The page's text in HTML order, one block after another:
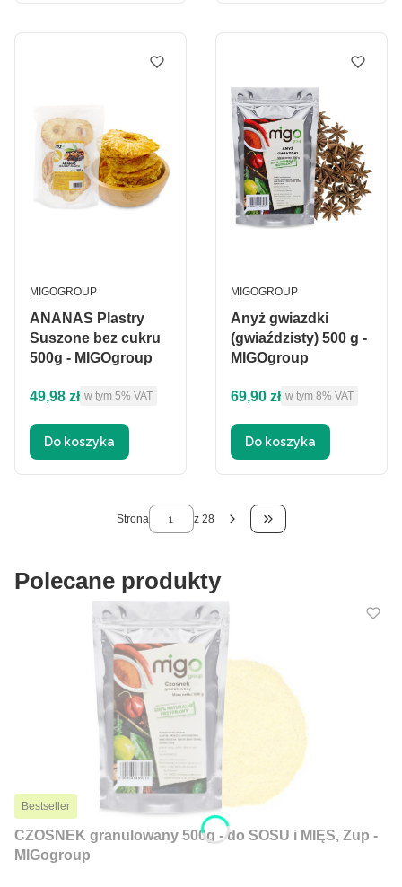
ANANAS Plastry
Suszone bez cukru
500g - MIGOgroup
PRODUCENT
MIGOGROUP
Cena brutto
49,98 zł w tym %s VAT
w tym 5% VAT
Do koszyka
Anyż gwiazdki
(gwiaździsty) 500 g -
MIGOgroup
PRODUCENT
MIGOGROUP
Cena brutto
69,90 zł w tym %s VAT
w tym 8% VAT
Do koszyka
Strona z 28
Przejdź do ostatniej
Polecane produkty
Bestseller
CZOSNEK granulowany 500g - do SOSU i MIĘS, Zup -
MIGogroup